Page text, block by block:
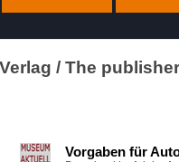
Verlag / The publisher
Vorgaben für